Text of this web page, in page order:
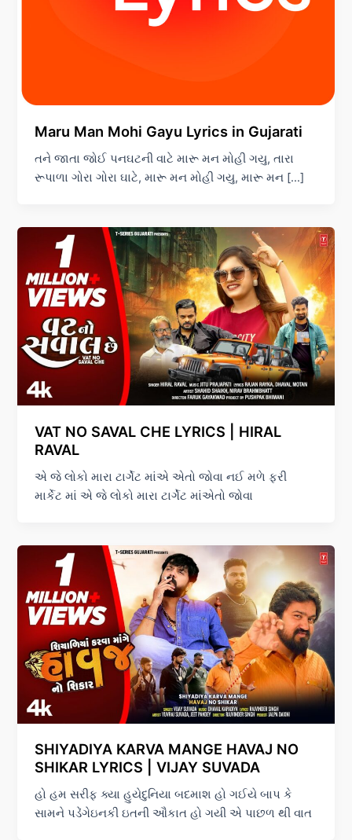
Maru Man Mohi Gayu Lyrics in Gujarati
તને જાતા જોઈ પનઘટની વાટે મારૂ મન મોહી ગયુ, તારા
રૂપાળા ગોરા ગોરા ઘાટે, મારૂ મન મોહી ગયુ, મારૂ મન […]
VAT NO SAVAL CHE LYRICS | HIRAL
RAVAL
એ જે લોકો મારા ટાર્ગેટ માંએ એતો જોવા નઈ મળે ફરી
માર્કેટ માં એ જે લોકો મારા ટાર્ગેટ માંએતો જોવા
SHIYADIYA KARVA MANGE HAVAJ NO
SHIKAR LYRICS | VIJAY SUVADA
હો હમ સરીફ ક્યા હુયેદુનિયા બદમાશ હો ગઈયે બાપ કે
સામને પડેંગેઇનકી ઇતની ઔકાત હો ગયી એ પાછળ થી વાત